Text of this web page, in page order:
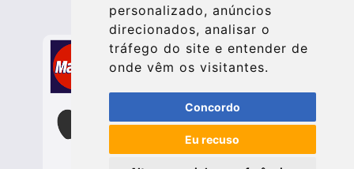
personalizado, anúncios
direcionados, analisar o
tráfego do site e entender de
onde vêm os visitantes.
Concordo
Eu recuso
Secure Payment with STRIPE